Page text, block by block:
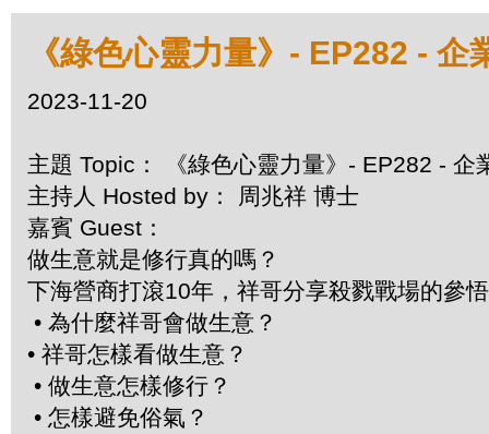
《綠色心靈力量》- EP282 -
2023-11-20
主題 Topic： 《綠色心靈力量》- EP282 - 企
主持人 Hosted by： 周兆祥 博士
嘉賓 Guest：
做生意就是修行真的嗎？
下海營商打滾10年，祥哥分享殺戮戰場的參
• 為什麼祥哥會做生意？
• 祥哥怎樣看做生意？
• 做生意怎樣修行？
• 怎樣避免俗氣？